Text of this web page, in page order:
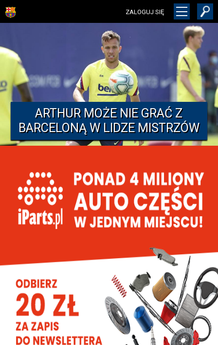
ZALOGUJ SIĘ
ARTHUR MOŻE NIE GRAĆ Z
BARCELONĄ W LIDZE MISTRZÓW